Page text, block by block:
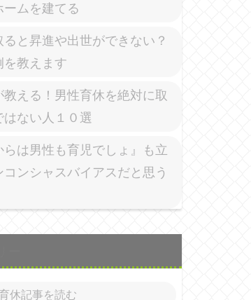
ームを建てる
ると昇進や出世ができない？
を教えます
教える！男性育休を絶対に取
はない人１０選
らは男性も育児でしょ』も立
コンシャスバイアスだと思う
休記事を読む